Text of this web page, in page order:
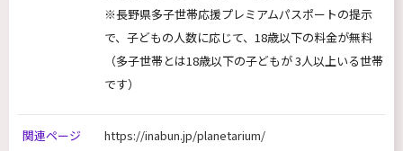
※長野県多子世帯応援プレミアムパスポートの提示
で、子どもの人数に応じて、18歳以下の料金が無料
（多子世帯とは18歳以下の子どもが 3人以上いる世帯
です）
関連ページ https://inabun.jp/planetarium/